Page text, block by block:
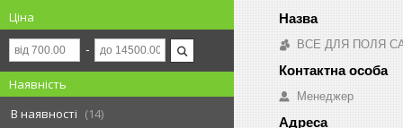
Ціна
Наявність
В наявності
14
ВСЕ ДЛЯ ПОЛЯ
Менеджер